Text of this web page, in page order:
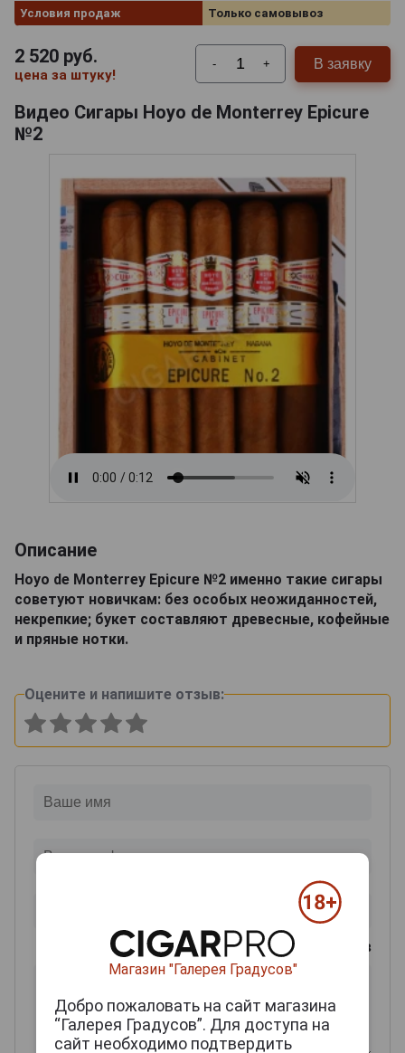
Условия продаж
Только самовывоз
2 520 руб.
цена за штуку!
- + В заявку
Видео Сигары Hoyo de Monterrey Epicure
№2
Описание
Hoyo de Monterrey Epicure №2 именно такие сигары
советуют новичкам: без особых неожиданностей,
некрепкие; букет составляют древесные, кофейные
и пряные нотки.
Оцените и напишите отзыв:
0из 2000 знаков
Магазин "Галерея Градусов"
Добро пожаловать на сайт магазина
“Галерея Градусов”. Для доступа на
сайт необходимо подтвердить